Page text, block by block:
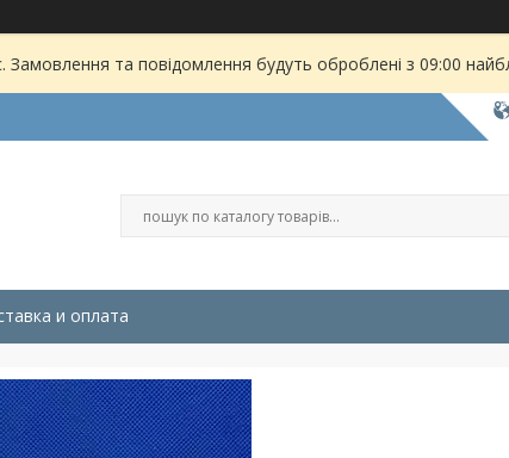
Замовлення та повідомлення будуть оброблені з 09:00
и оплата